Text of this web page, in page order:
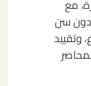
مع
دون سن
وتقييد